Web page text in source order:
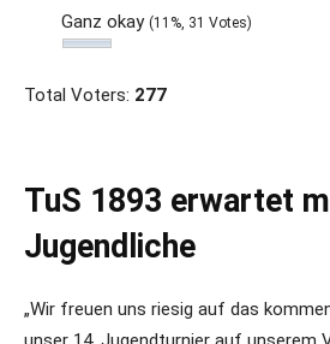
Ganz okay (11%, 31 Votes)
Total Voters: 277
TuS 1893 erwartet
Jugendliche
„Wir freuen uns riesig auf das